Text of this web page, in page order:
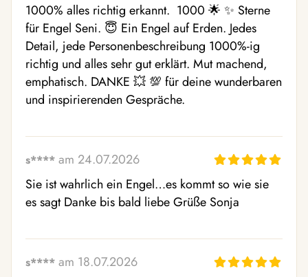
1000% alles richtig erkannt.  1000 🌟 ✨️ Sterne
für Engel Seni. 😇 Ein Engel auf Erden. Jedes
Detail, jede Personenbeschreibung 1000%-ig
richtig und alles sehr gut erklärt. Mut machend,
emphatisch. DANKE 💥 💯 für deine wunderbaren
und inspirierenden Gespräche.
s**** am 24.07.2026
Sie ist wahrlich ein Engel…es kommt so wie sie
es sagt Danke bis bald liebe Grüße Sonja
s**** am 18.07.2026